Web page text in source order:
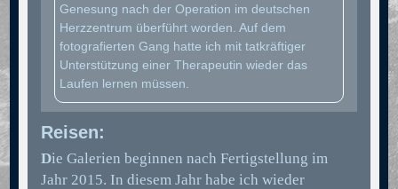
Genesung nach der Operation im deutschen
Herzzentrum überführt worden. Auf dem
fotografierten Gang hatte ich mit tatkräftiger
Unterstützung einer Therapeutin wieder das
Laufen lernen müssen.
Reisen:
Die Galerien beginnen nach Fertigstellung im
Jahr 2015. In diesem Jahr habe ich wieder